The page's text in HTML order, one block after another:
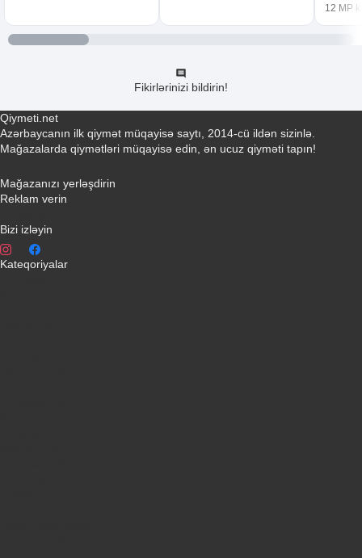
12 MP
Fikirlərinizi bildirin!
Qiymeti.net
Azərbaycanın ilk qiymət müqayisə saytı, 2014-cü ildən sizinlə.
Mağazalarda qiymətləri müqayisə edin, ən ucuz qiyməti tapın!
Mağazanızı yerləşdirin
Reklam verin
Bizi izləyin
Kateqoriyalar